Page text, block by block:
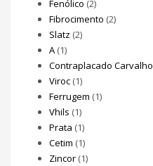
Fenólico (2)
Fibrocimento (2)
Slatz (2)
A (1)
Contraplacado Carvalho
Viroc (1)
Ferrugem (1)
Vhils (1)
Prata (1)
Cetim (1)
Zincor (1)